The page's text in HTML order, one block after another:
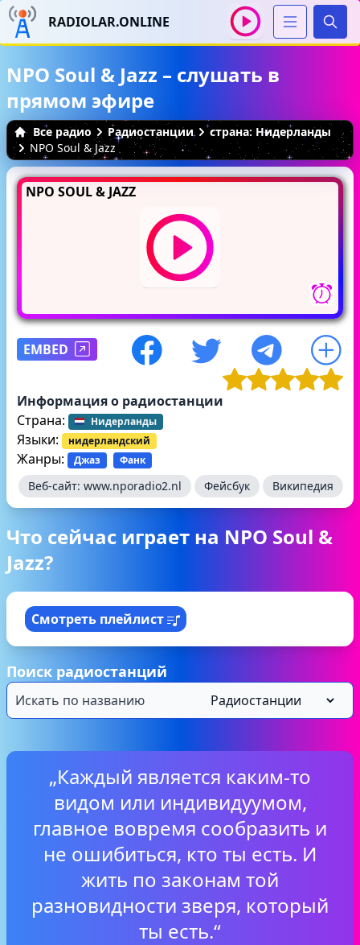
RADIOLAR.ONLINE
NPO Soul & Jazz – слушать в
прямом эфире
Все радио Радиостанции
страна: Нидерланды
NPO Soul & Jazz
NPO SOUL & JAZZ
EMBED
Информация о радиостанции
Страна:
Нидерланды
Языки: нидерландский
Жанры: Джаз Фанк
Веб-сайт: www.nporadio2.nl Фейсбук Википедия
Что сейчас играет на NPO Soul &
Jazz?
Смотреть плейлист
Поиск радиостанций
„Каждый является каким-то
видом или индивидуумом,
главное вовремя сообразить и
не ошибиться, кто ты есть. И
жить по законам той
разновидности зверя, который
ты есть.“